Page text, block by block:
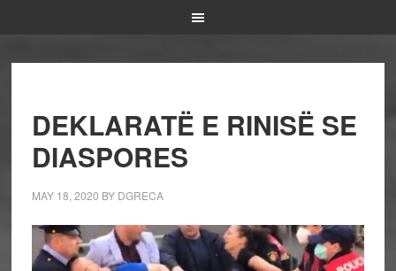
DEKLARATË E RINISË SE
DIASPORES
MAY 18, 2020 BY DGRECA